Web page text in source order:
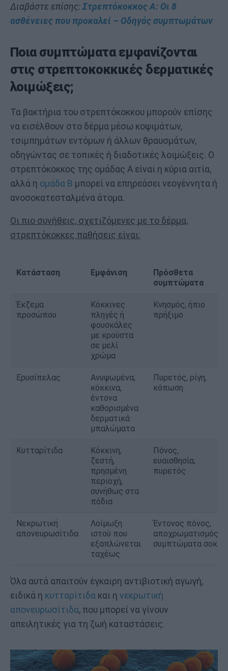
Διαβάστε επίσης: Στρεπτόκοκκος Α: Οι 8
ασθένειες που προκαλεί – Οδηγός συμπτωμάτων
Ποια συμπτώματα εμφανίζονται
στις στρεπτοκοκκικές δερματικές
λοιμώξεις;
Τα βακτήρια του στρεπτόκοκκου μπορούν επίσης
να εισέλθουν στο δέρμα μέσω κοψιμάτων,
τσιμπημάτων εντόμων ή άλλων θραυσμάτων,
οδηγώντας σε τοπικές ή διαδοτικές λοιμώξεις. Ο
στρεπτόκοκκος της ομάδας Α είναι η κύρια αιτία,
αλλά η ομάδα Β μπορεί να επηρεάσει νεογέννητα ή
ανοσοκατεσταλμένα άτομα.
Οι πιο συνήθεις, σχετιζόμενες με το δέρμα,
στρεπτόκοκκες παθήσεις είναι:
Κατάσταση Εμφάνιση
Πρόσθετα
συμπτώματα
Έκζεμα
προσώπου
Κόκκινες
πληγές ή
φουσκάλες
με κρούστα
σε μελί
χρώμα
Κνησμός, ήπιο
πρήξιμο
Ερυσίπελας
Ανυψωμένα,
κόκκινα,
έντονα
καθορισμένα
δερματικά
μπαλώματα
Πυρετός, ρίγη,
κόπωση
Κυτταρίτιδα
Κόκκινη,
ζεστή,
πρησμένη
περιοχή,
συνήθως στα
πόδια
Πόνος,
ευαισθησία,
πυρετός
Νεκρωτική
απονευρωσίτιδα
Λοίμωξη
ιστού που
εξαπλώνεται
ταχέως
Έντονος πόνος,
αποχρωματισμός,
συμπτώματα σοκ
Όλα αυτά απαιτούν έγκαιρη αντιβιοτική αγωγή,
ειδικά η κυτταρίτιδα και η νεκρωτική
απονευρωσίτιδα, που μπορεί να γίνουν
απειλητικές για τη ζωή καταστάσεις.